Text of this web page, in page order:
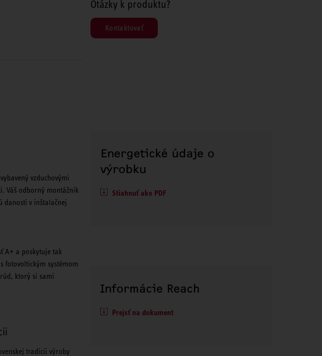
Otázky k produktu?
Kontaktovať
vzduchovými
Váš odborný montážnik
danosti v inštalačnej
A+ a poskytuje tak
fotovoltickým systémom
ktorý si sami
tradícii výroby
Energetické údaje o
výrobku
Stiahnuť ako PDF
Informácie Reach
Prejsť na dokument